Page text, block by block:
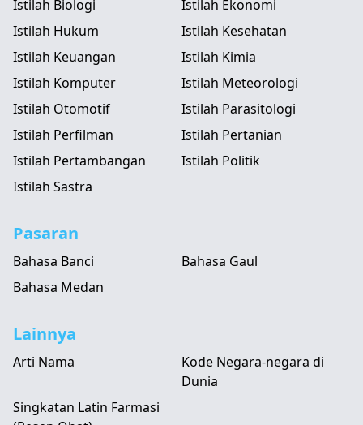
Istilah Biologi
Istilah Ekonomi
Istilah Hukum
Istilah Kesehatan
Istilah Keuangan
Istilah Kimia
Istilah Komputer
Istilah Meteorologi
Istilah Otomotif
Istilah Parasitologi
Istilah Perfilman
Istilah Pertanian
Istilah Pertambangan
Istilah Politik
Istilah Sastra
Pasaran
Bahasa Banci
Bahasa Gaul
Bahasa Medan
Lainnya
Arti Nama
Kode Negara-negara di
Dunia
Singkatan Latin Farmasi